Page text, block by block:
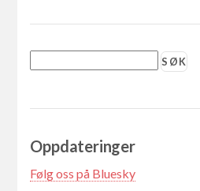
Oppdateringer
Følg oss på Bluesky